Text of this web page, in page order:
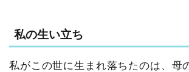
私の生い立ち
私がこの世に生まれ落ちたのは、母